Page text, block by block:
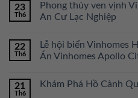
23
Th6
Phong thủy ven vịnh
An Cư Lạc Nghiệp
22
Th6
Lễ hội biển Vinhomes
Án Vinhomes Apollo
21
Th6
Khám Phá Hồ Cảnh